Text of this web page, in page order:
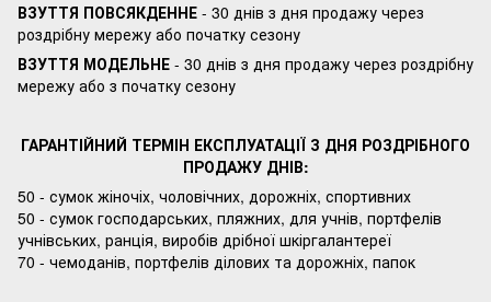
ВЗУТТЯ ПОВСЯКДЕННЕ - 30 днів з дня продажу через
роздрібну мережу або початку сезону
ВЗУТТЯ МОДЕЛЬНЕ - 30 днів з дня продажу через роздрібну
мережу або з початку сезону
ГАРАНТІЙНИЙ ТЕРМІН ЕКСПЛУАТАЦІЇ З ДНЯ РОЗДРІБНОГО
ПРОДАЖУ ДНІВ:
50 - сумок жіночіх, чоловічних, дорожніх, спортивних
50 - сумок господарських, пляжних, для учнів, портфелів
учнівських, ранція, виробів дрібної шкіргалантереї
70 - чемоданів, портфелів ділових та дорожніх, папок